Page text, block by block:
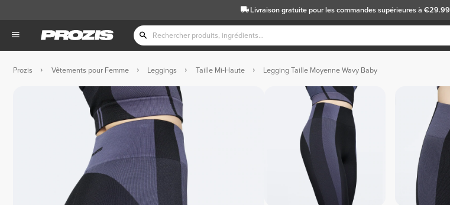
Livraison gratuitepour les commandes supérieures à €29.99
Prozis Vêtements pour Femme Leggings Taille Mi-Haute Legging Taille Moyenne Wavy Baby